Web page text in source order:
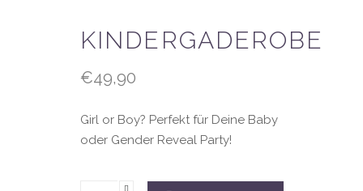
KINDERGADEROBE
€49,90
Girl or Boy? Perfekt für Deine Baby
oder Gender Reveal Party!